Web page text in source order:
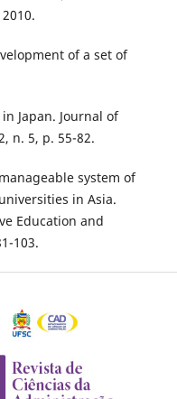
of a set of
Japan. Journal of
n. 5, p. 55-82.
system of
in Asia.
Education and
103.